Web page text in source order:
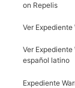
on Repelis
Ver
Ver
español latino
Expediente